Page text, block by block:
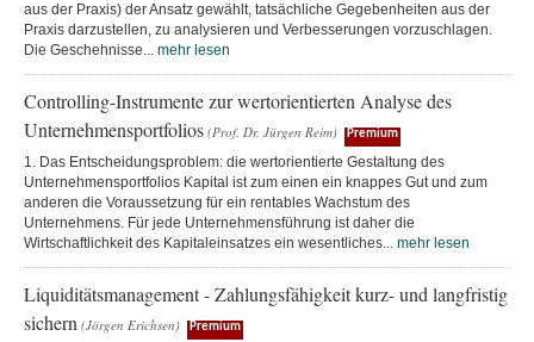
aus der Praxis) der Ansatz gewählt, tatsächliche Gegebenheiten aus der
Praxis darzustellen, zu analysieren und Verbesserungen vorzuschlagen.
Die Geschehnisse... mehr lesen
Controlling-Instrumente zur wertorientierten Analyse des
Unternehmensportfolios (Prof. Dr. Jürgen Reim) Premium
1. Das Entscheidungsproblem: die wertorientierte Gestaltung des
Unternehmensportfolios Kapital ist zum einen ein knappes Gut und zum
anderen die Voraussetzung für ein rentables Wachstum des
Unternehmens. Für jede Unternehmensführung ist daher die
Wirtschaftlichkeit des Kapitaleinsatzes ein wesentliches... mehr lesen
Liquiditätsmanagement - Zahlungsfähigkeit kurz- und langfristig
sichern (Jörgen Erichsen) Premium